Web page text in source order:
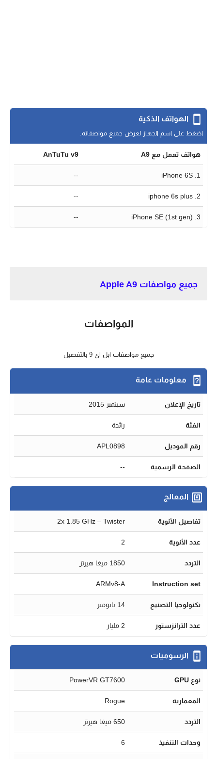
الهواتف الذكية
اضغط على اسم الجهاز لعرض جميع مواصفاته.
هواتف تعمل مع A9 AnTuTu v9
1. iPhone 6S
--
2. iphone 6s plus
--
3. iPhone SE (1st gen)
--
جميع مواصفات Apple A9
المواصفات
جميع مواصفات ابل اي 9 بالتفصيل
معلومات عامة
تاريخ الإعلان سبتمبر 2015
الفئة رائدة
رقم الموديل APL0898
الصفحة الرسمية --
المعالج
تفاصيل الأنوية 2x 1.85 GHz – Twister
عدد الأنوية 2
التردد 1850 ميغا هيرتز
Instruction set
ARMv8-A
تكنولوجيا التصنيع 14 نانومتر
عدد الترانزستور 2 مليار
الرسوميات
نوع GPU PowerVR GT7600
المعمارية Rogue
التردد 650 ميغا هيرتز
وحدات التنفيذ 6